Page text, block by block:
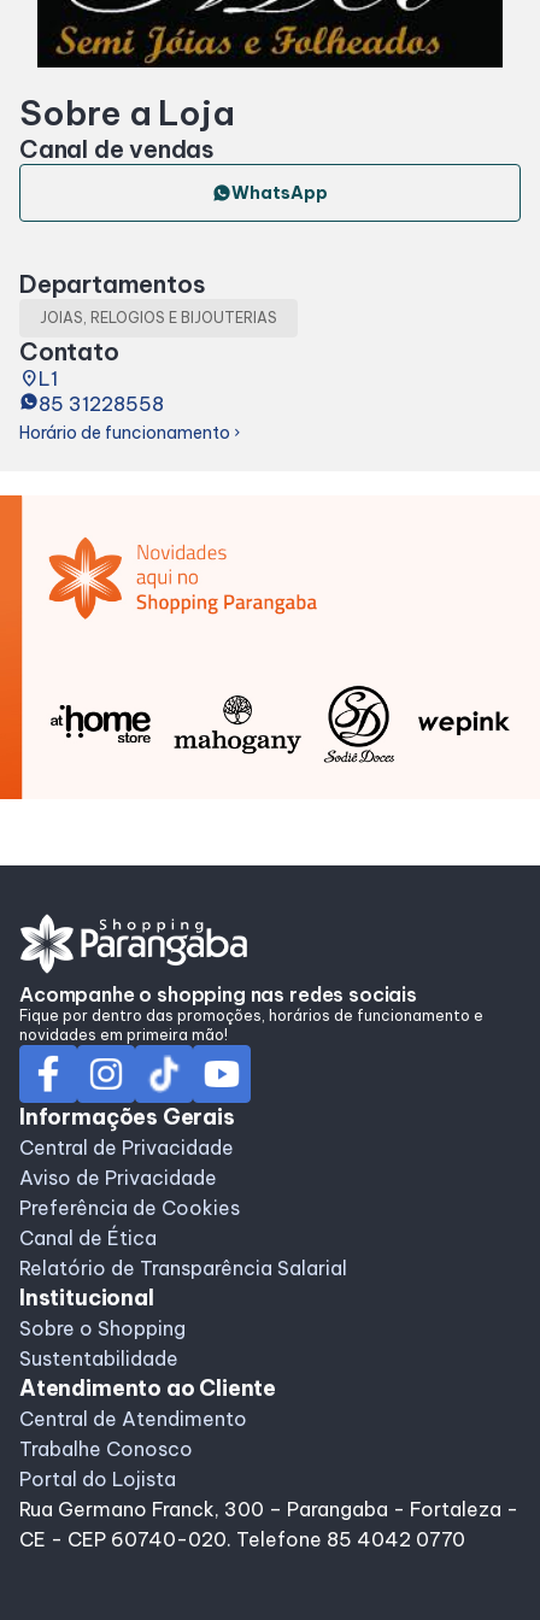
Entretenimento
Cinema
Lojas e Restaurantes
Lojas
Compre Online
Delivery de Alimentação
Sobre a Loja
Canal de vendas
WhatsApp
Departamentos
JOIAS, RELOGIOS E BIJOUTERIAS
Contato
placeL1
85 31228558
Horário de funcionamento chevron_right
Acompanhe o shopping nas redes sociais
Fique por dentro das promoções, horários de funcionamento e
novidades em primeira mão!
Informações Gerais
Central de Privacidade
Aviso de Privacidade
Preferência de Cookies
Canal de Ética
Relatório de Transparência Salarial
Institucional
Sobre o Shopping
Sustentabilidade
Atendimento ao Cliente
Central de Atendimento
Trabalhe Conosco
Portal do Lojista
Rua Germano Franck, 300 – Parangaba - Fortaleza -
CE - CEP 60740-020. Telefone 85 4042 0770